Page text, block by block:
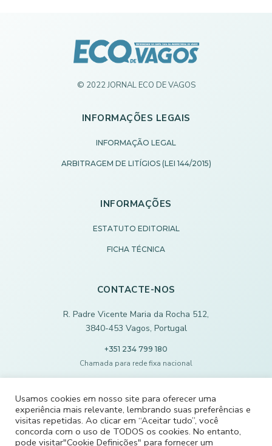
© 2022 JORNAL ECO DE VAGOS
INFORMAÇÕES LEGAIS
INFORMAÇÃO LEGAL
ARBITRAGEM DE LITÍGIOS (LEI 144/2015)
INFORMAÇÕES
ESTATUTO EDITORIAL
FICHA TÉCNICA
CONTACTE-NOS
R. Padre Vicente Maria da Rocha 512,
3840-453 Vagos, Portugal
+351 234 799 180
Chamada para rede fixa nacional
CONTACTE-NOS
Usamos cookies em nosso site para oferecer uma
experiência mais relevante, lembrando suas preferências e
visitas repetidas. Ao clicar em “Aceitar tudo”, você
concorda com o uso de TODOS os cookies. No entanto,
pode visitar"Cookie Definições" para fornecer um